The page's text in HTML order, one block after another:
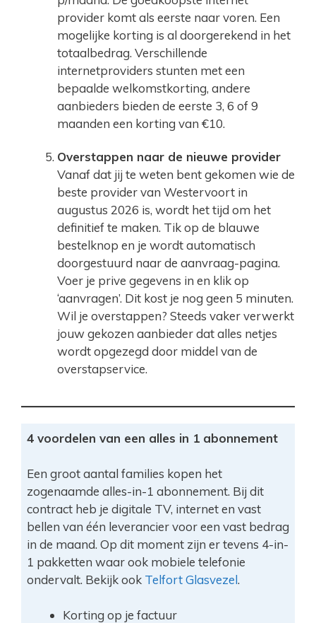
provider komt als eerste naar voren. Een
mogelijke korting is al doorgerekend in het
totaalbedrag. Verschillende
internetproviders stunten met een
bepaalde welkomstkorting, andere
aanbieders bieden de eerste 3, 6 of 9
maanden een korting van €10.
Overstappen naar de nieuwe provider
Vanaf dat jij te weten bent gekomen wie de
beste provider van Westervoort in
augustus 2026 is, wordt het tijd om het
definitief te maken. Tik op de blauwe
bestelknop en je wordt automatisch
doorgestuurd naar de aanvraag-pagina.
Voer je prive gegevens in en klik op
‘aanvragen’. Dit kost je nog geen 5 minuten.
Wil je overstappen? Steeds vaker verwerkt
jouw gekozen aanbieder dat alles netjes
wordt opgezegd door middel van de
overstapservice.
4 voordelen van een alles in 1 abonnement
Een groot aantal families kopen het
zogenaamde alles-in-1 abonnement. Bij dit
contract heb je digitale TV, internet en vast
bellen van één leverancier voor een vast bedrag
in de maand. Op dit moment zijn er tevens 4-in-
1 pakketten waar ook mobiele telefonie
ondervalt. Bekijk ook Telfort Glasvezel.
Korting op je factuur